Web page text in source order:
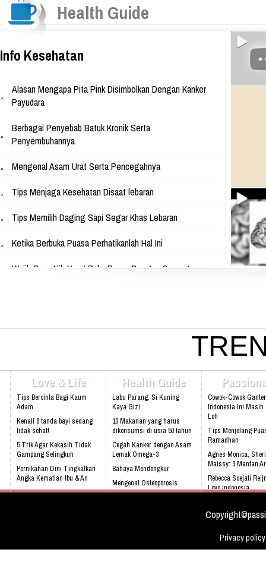
Park, Jl. Raya Babakan Madang
Sentul, Bogor 16810 Web:
www.athinadolls.com We Bring
To All Children !! Cinta Batik
Ku Indonesia !! Klik Di Sini
Health Guide
Info Kesehatan
Alasan Mengapa Pita Pink Disimbolkan Dengan Kanker
Payudara
Berbagai Penyebab Batuk Kronik Serta
Penyembuhannya
Mengenal Asam Urat Serta Pencegahnya
Tips Menjaga Kesehatan Disaat lebaran
Tips Memilih Daging Sapi Segar Khas Lebaran
Ketika Berbuka Puasa Perhatikanlah Hal Ini
Wajib Baca Nih Yang Buka Puasa Dengan Gorengan
Love & Life
Tips Bercinta Bagi Kaum
Adam
Kenali 8 tanda bayi sedang
tidak sehat!
5 Trik Agar Kekasih Tidak
Gampang Selingkuh
Pernikahan Dini Tingkatkan
Angka Kematian Ibu & An
Sering Mengalami Mimpi
Health Guide
Labu Parang, Si Kuning
Kaya Gizi
10 Makanan yang harus
dikonsumsi di usia 50 tahun
Cegah Kanker dengan Asam
Lemak Omega-3
Bahaya Mendengkur
Mengenal Osteoporosis
sejak dini
Cowok-Cowok
Indonesia Ini Masih
Loh
Tips Menjelang
Ramadhan
Agnes Monica,
Maissy: 3 Mantan
Rebecca Soejati
Love Indonesia
Biasa
Privacy policy